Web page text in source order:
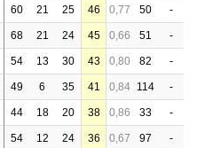
60 21 25 46 0,77 50 -
68 21 24 45 0,66 51 -
54 13 30 43 0,80 82 -
49 6 35 41 0,84 114 -
44 18 20 38 0,86 33 -
54 12 24 36 0,67 97 -